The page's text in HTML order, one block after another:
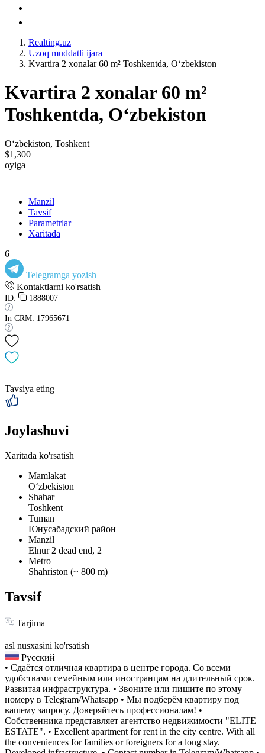
Realting.uz
Uzoq muddatli ijara
Kvartira 2 xonalar 60 m² Toshkentda, Oʻzbekiston
Kvartira 2 xonalar 60 m²
Toshkentda, Oʻzbekiston
Oʻzbekiston, Toshkent
$1,300
oyiga
Manzil
Tavsif
Parametrlar
Xaritada
6
Telegramga yozish
Kontaktlarni ko'rsatish
ID: 1888007
In CRM: 17965671
Tavsiya eting
Joylashuvi
Xaritada ko'rsatish
Mamlakat
Oʻzbekiston
Shahar
Toshkent
Tuman
Юнусабадский район
Manzil
Elnur 2 dead end, 2
Metro
Shahriston (~ 800 m)
Tavsif
Tarjima
asl nusxasini ko'rsatish
Русский
• Сдаётся отличная квартира в центре города. Со всеми
удобствами семейным или иностранцам на длительный срок.
Развитая инфраструктура. • Звоните или пишите по этому
номеру в Telegram/Whatsapp • Мы подберём квартиру под
вашему запросу. Доверяйтесь профессионалам! •
Собственника представляет агентство недвижимости "ELITE
ESTATE". • Excellent apartment for rent in the city centre. With all
the conveniences for families or foreigners for a long stay.